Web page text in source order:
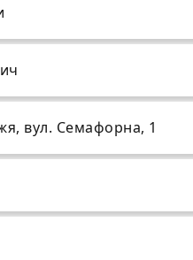
вул. Семафорна, 1